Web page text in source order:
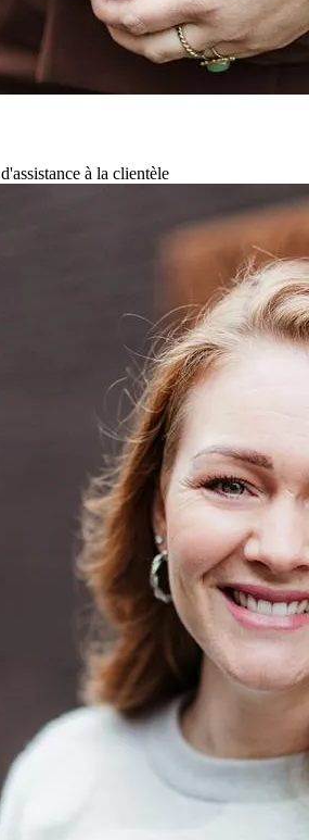
à la clientèle